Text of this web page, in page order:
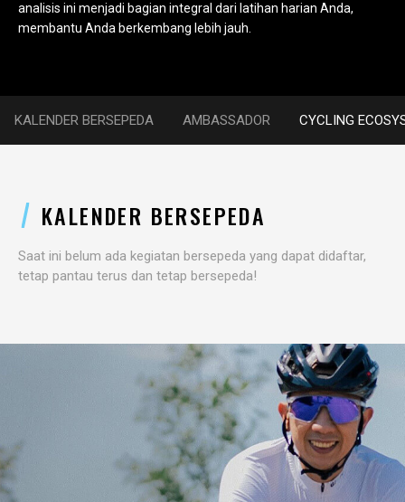
analisis ini menjadi bagian integral dari latihan harian Anda,
membantu Anda berkembang lebih jauh.
KALENDER BERSEPEDA AMBASSADOR CYCLING
KALENDER BERSEPEDA
Saat ini belum ada kegiatan bersepeda yang dapat didaftar,
tetap pantau terus dan tetap bersepeda!